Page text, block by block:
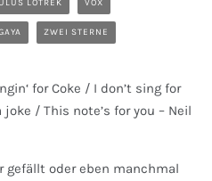
LOTREK VOX
ZWEI STERNE
for Coke / I don’t sing for
/ This note’s for you – Neil
gefällt oder eben manchmal